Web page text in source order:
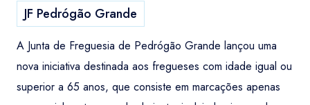
JF Pedrógão Grande
A Junta de Freguesia de Pedrógão Grande lançou uma
nova iniciativa destinada aos fregueses com idade igual ou
superior a 65 anos, que consiste em marcações apenas